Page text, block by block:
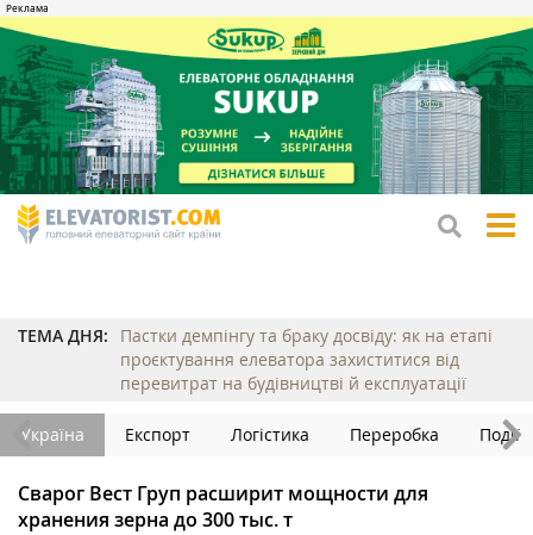
ТЕМА ДНЯ:
Пастки демпінгу та браку досвіду: як на етапі
проєктування елеватора захиститися від
перевитрат на будівництві й експлуатації
Україна Експорт Логістика Переробка Події
Сварог Вест Груп расширит мощности для
хранения зерна до 300 тыс. т